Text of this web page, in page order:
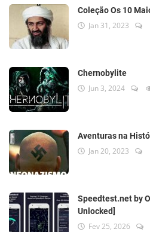
Coleção Os 10
Jan 31, 2023
Chernobylite
Jun 3, 2024
Aventuras na
Jan 20, 2023
Speedtest.net by
Unlocked]
Fev 25, 2026